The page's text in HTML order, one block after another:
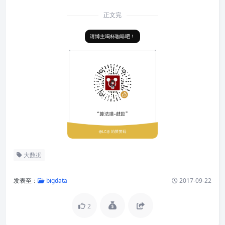
正文完
请博主喝杯咖啡吧！
大数据
发表至： bigdata 2017-09-22
2